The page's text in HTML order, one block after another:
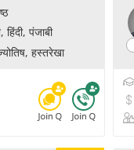
हिंदी, पंजाबी
हस्तरेखा